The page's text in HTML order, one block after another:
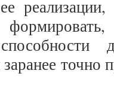
реализации,
точно